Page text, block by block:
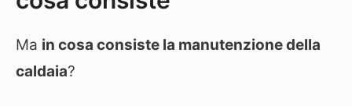
Ma in cosa consiste la manutenzione della
caldaia?